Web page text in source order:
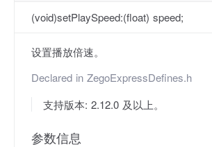
(void)setPlaySpeed:(float) speed;
设置播放倍速。
Declared in ZegoExpressDefines.h
支持版本: 2.12.0 及以上。
参数信息